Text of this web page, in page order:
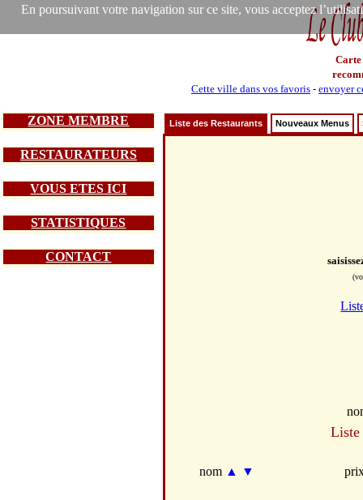
En poursuivant votre navigation sur ce site, vous acceptez
Carte
Cette ville dans vos favoris - envoyer
ZONE MEMBRE
RESTAURATEURS
VOUS ETES ICI
STATISTIQUES
CONTACT
Liste des Restaurants Nouveaux Menus
Liste
nom ▲ ▼